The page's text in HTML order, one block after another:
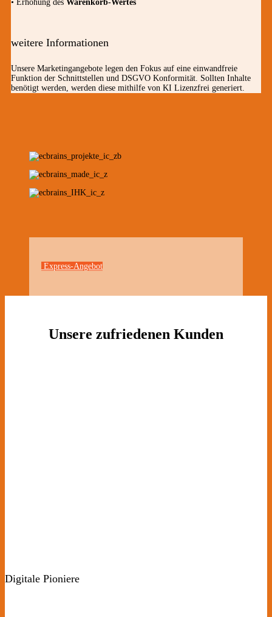
• Erhöhung des Warenkorb-Wertes
weitere Informationen
Unsere Marketingangebote legen den Fokus auf eine einwandfreie
Funktion der Schnittstellen und DSGVO Konformität. Sollten Inhalte
benötigt werden, werden diese mithilfe von KI Lizenzfrei generiert.
Express-Angebot
Unsere zufriedenen Kunden
Digitale Pioniere